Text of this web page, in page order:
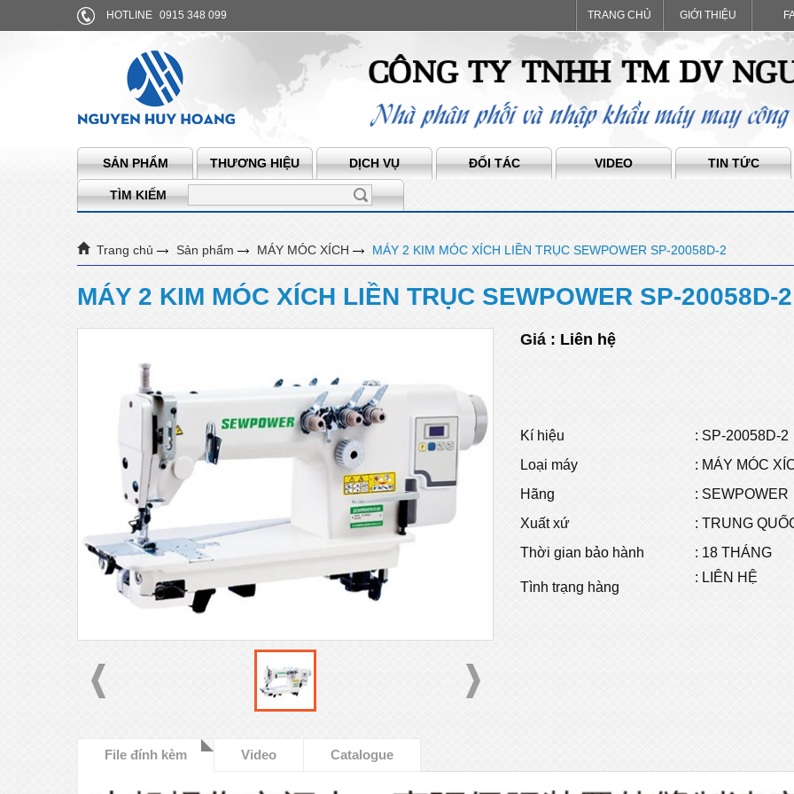
HOTLINE 0915 348 099 TRANG CHỦ GIỚI THIỆU
SẢN PHẨM THƯƠNG HIỆU DỊCH VỤ ĐỐI TÁC VIDEO TIN TỨC
TÌM KIẾM
Trang chủ Sản phẩm MÁY MÓC XÍCH MÁY 2 KIM MÓC XÍCH LIỀN TRỤC SEWPOWER SP-20058D-2
MÁY 2 KIM MÓC XÍCH LIỀN TRỤC SEWPOWER SP-20058D-2
Giá : Liên hệ
Kí hiệu : SP-20058D-2
Loại máy
: MÁY MÓC
Hãng
: SEWPOWER
Xuất xứ
: TRUNG
Thời gian bảo hành
: 18 THÁNG
Tình trạng hàng
: LIÊN HỆ
File đính kèm Video Catalogue